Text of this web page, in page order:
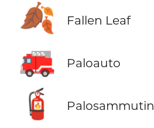
🍂 Fallen Leaf
🚒 Paloauto
🧯 Palosammutin